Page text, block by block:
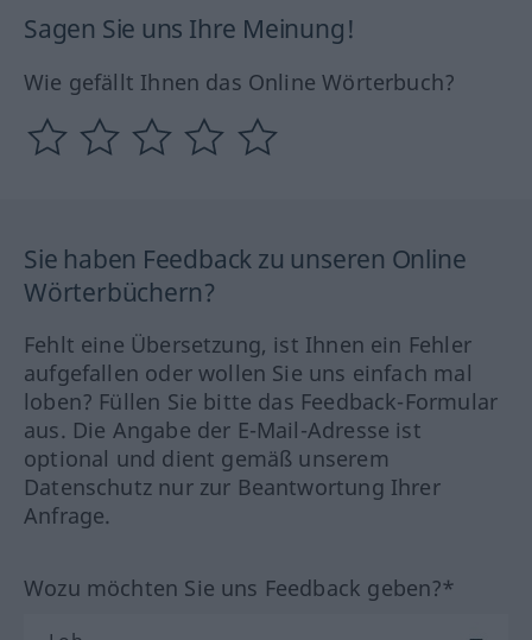
Sagen Sie uns Ihre Meinung!
Wie gefällt Ihnen das Online Wörterbuch?
Sie haben Feedback zu unseren Online
Wörterbüchern?
Fehlt eine Übersetzung, ist Ihnen ein Fehler
aufgefallen oder wollen Sie uns einfach mal
loben? Füllen Sie bitte das Feedback-Formular
aus. Die Angabe der E-Mail-Adresse ist
optional und dient gemäß unserem
Datenschutz nur zur Beantwortung Ihrer
Anfrage.
Wozu möchten Sie uns Feedback geben?*